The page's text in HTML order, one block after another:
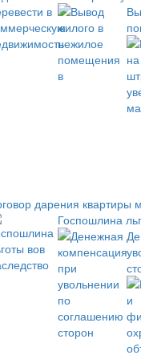
дарения
Госпошлина